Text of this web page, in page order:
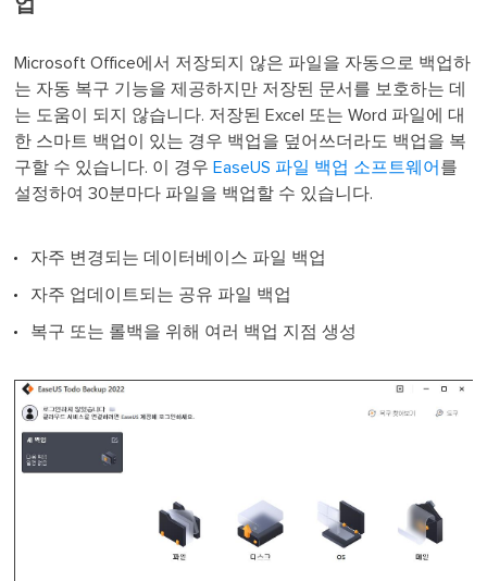
Microsoft Office에서 저장되지 않은 파일을 자동으로 백업하
는 자동 복구 기능을 제공하지만 저장된 문서를 보호하는 데
는 도움이 되지 않습니다. 저장된 Excel 또는 Word 파일에 대
한 스마트 백업이 있는 경우 백업을 덮어쓰더라도 백업을 복
구할 수 있습니다. 이 경우 EaseUS 파일 백업 소프트웨어 를
설정하여 30분마다 파일을 백업할 수 있습니다.
자주 변경되는 데이터베이스 파일 백업
자주 업데이트되는 공유 파일 백업
복구 또는 롤백을 위해 여러 백업 지점 생성